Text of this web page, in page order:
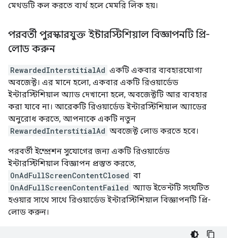
মেথডটি কল করতে ব্যর্থ হলে মেমরি লিক হয়।
পরবর্তী পুরস্কারযুক্ত ইন্টারস্টিশিয়াল বিজ্ঞাপনটি প্রি-
লোড করুন
RewardedInterstitialAd একটি একবার ব্যবহারযোগ্য
অবজেক্ট। এর মানে হলো, একবার একটি রিওয়ার্ডেড
ইন্টারস্টিশিয়াল অ্যাড দেখানো হলে, অবজেক্টটি আর ব্যবহার
করা যাবে না। আরেকটি রিওয়ার্ডেড ইন্টারস্টিশিয়াল অ্যাডের
অনুরোধ করতে, আপনাকে একটি নতুন
RewardedInterstitialAd অবজেক্ট লোড করতে হবে।
পরবর্তী ইম্প্রেশন সুযোগের জন্য একটি রিওয়ার্ডেড
ইন্টারস্টিশিয়াল বিজ্ঞাপন প্রস্তুত করতে,
OnAdFullScreenContentClosed বা
OnAdFullScreenContentFailed অ্যাড ইভেন্টটি সংঘটিত
হওয়ার সাথে সাথে রিওয়ার্ডেড ইন্টারস্টিশিয়াল বিজ্ঞাপনটি প্রি-
লোড করুন।